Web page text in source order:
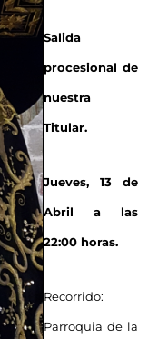
Salida
procesional de
nuestra
Titular.
Jueves, 13 de
Abril a las
22:00 horas.
Recorrido:
Parroquia de la